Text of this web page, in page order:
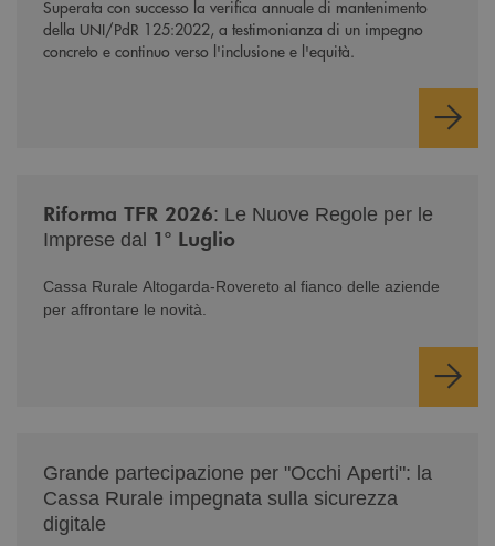
Superata con successo la verifica annuale di mantenimento
della UNI/PdR 125:2022, a testimonianza di un impegno
concreto e continuo verso l'inclusione e l'equità.
Riforma TFR 2026: Le Nuove Regole per le
Imprese dal 1° Luglio
Cassa Rurale Altogarda-Rovereto al fianco delle aziende
per affrontare le novità.
Grande partecipazione per "Occhi Aperti": la
Cassa Rurale impegnata sulla sicurezza
digitale